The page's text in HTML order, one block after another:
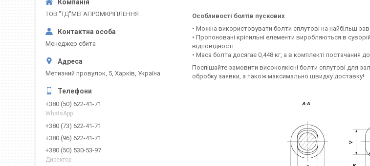
Особливості болтів пускових
• Можна використовувати болти сплутові на найбільш
• Пропоновані кріпильні елементи виробляються в
відповідності.
• Маса болта досягає 0,448 кг, а в комплекті постачання
Поспішайте замовити високоякісні болти сплутові для
обробку заявки, а також максимально швидку доставку!
ТОВ "ТД"МЕГАПРОМКРІПЛЕННЯ
Менеджер сбита
Метизний провулок, 5, Харків, Україна
+380 (50) 622-41-71
WhatsApp
+380 (73) 622-41-71
+380 (96) 622-41-71
+380 (50) 530-53-97
Директор